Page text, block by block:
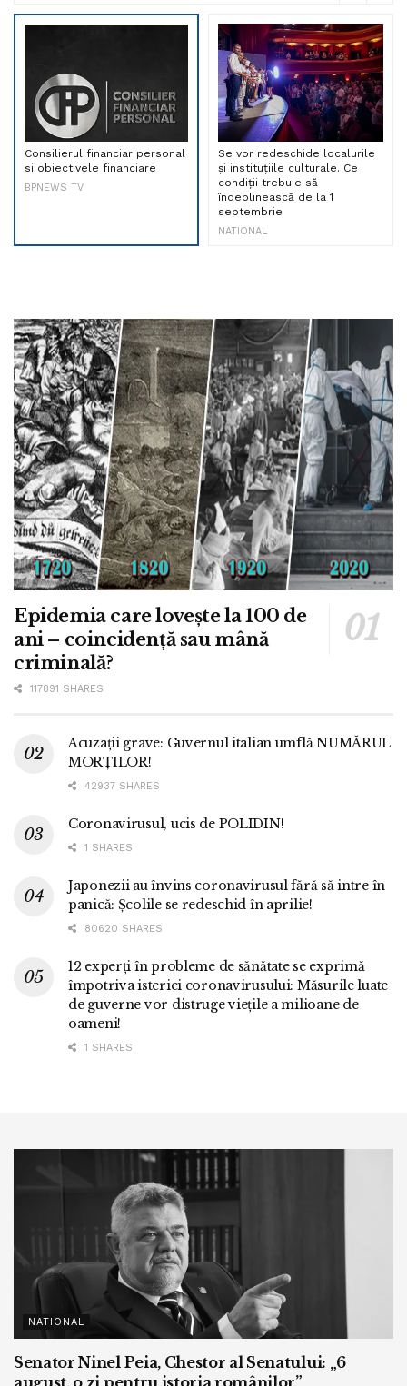
Consilierul financiar personal
si obiectivele financiare
BPNEWS TV
Se vor redeschide localurile
și instituțiile culturale. Ce
condiții trebuie să
îndeplinească de la 1
septembrie
NATIONAL
Epidemia care lovește la 100 de
ani – coincidență sau mână
criminală?
117891 SHARES
Acuzații grave: Guvernul italian umflă NUMĂRUL
MORȚILOR!
42937 SHARES
Coronavirusul, ucis de POLIDIN!
1 SHARES
Japonezii au învins coronavirusul fără să intre în
panică: Școlile se redeschid în aprilie!
80620 SHARES
12 experți în probleme de sănătate se exprimă
împotriva isteriei coronavirusului: Măsurile luate
de guverne vor distruge viețile a milioane de
oameni!
1 SHARES
NATIONAL
Senator Ninel Peia, Chestor al Senatului: „6
august, o zi pentru istoria românilor”